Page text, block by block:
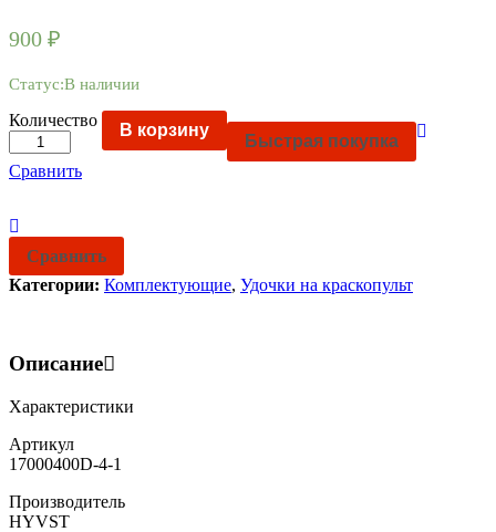
900 ₽
Статус:В наличии
Количество
В корзину
Быстрая покупка
Сравнить
Сравнить
Категории: Комплектующие, Удочки на краскопульт
Описание
Характеристики
Артикул
17000400D-4-1
Производитель
HYVST